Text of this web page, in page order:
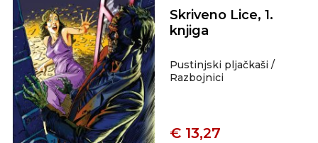
Skriveno Lice, 1.
knjiga
Pustinjski pljačkaši /
Razbojnici
€ 13,27